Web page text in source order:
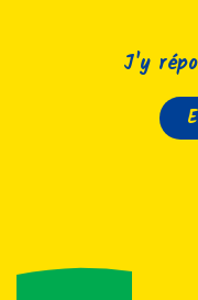
J'y